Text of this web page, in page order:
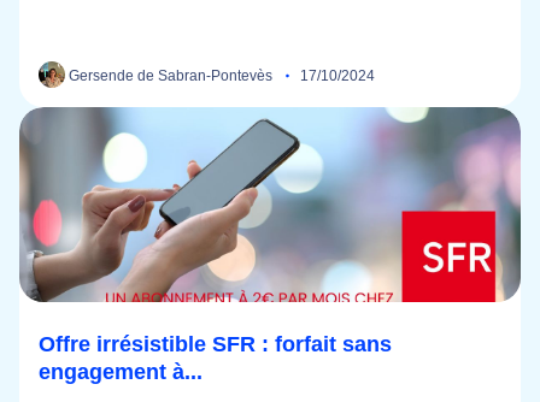
Gersende de Sabran-Pontevès 17/10/2024
Offre irrésistible SFR : forfait sans
engagement à...